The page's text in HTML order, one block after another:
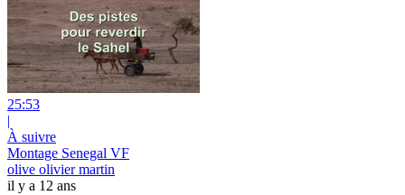
25:53
|
À suivre
Montage Senegal VF
olive olivier martin
il y a 12 ans